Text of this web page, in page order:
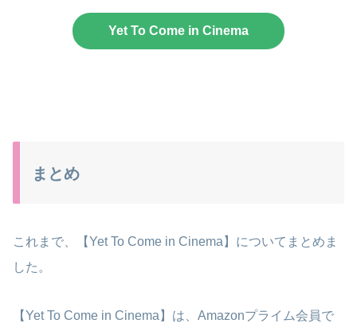
Yet To Come in Cinema
まとめ
これまで、【Yet To Come in Cinema】についてまとめま
した。
【Yet To Come in Cinema】は、Amazonプライム会員で